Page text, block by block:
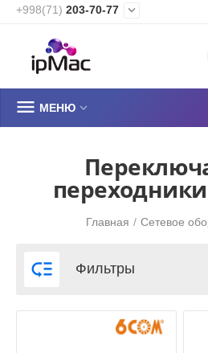
+998(71) 203-70-77 
 МЕНЮ 
Главная / Сетевое
 Фильтры